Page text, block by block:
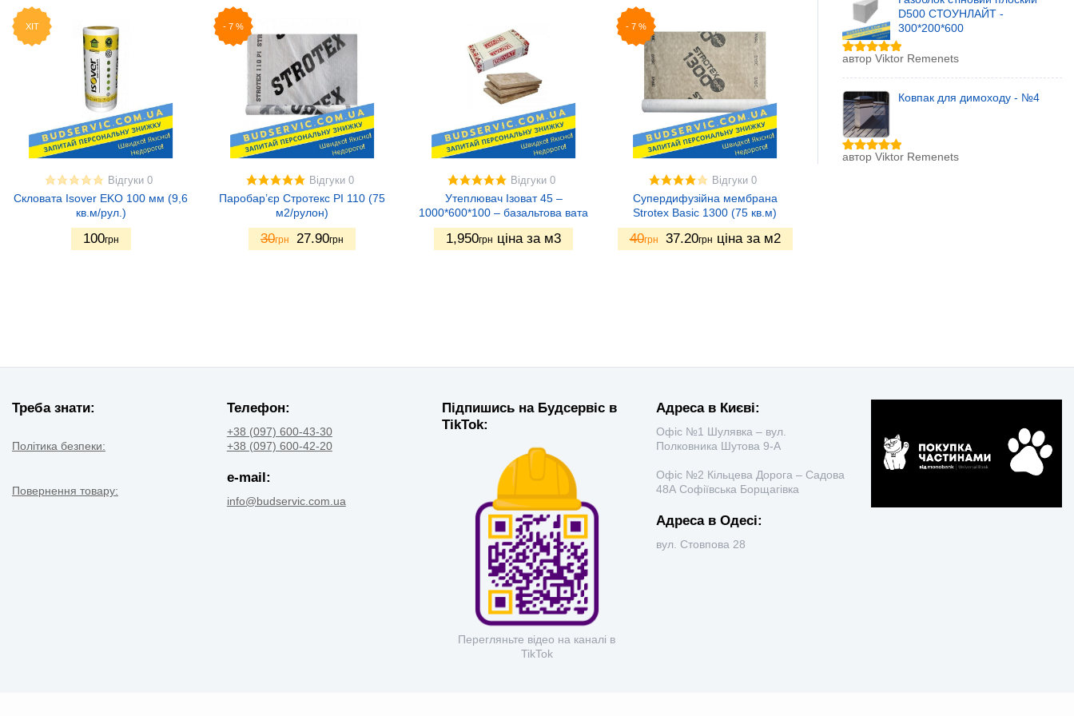
ХІТ
Відгуки 0
Скловата Isover EKO 100 мм (9,6
кв.м/рул.)
100грн
- 7 %
Відгуки 0
Паробар’єр Стротекс PI 110 (75
м2/рулон)
30грн 27.90грн
Відгуки 0
Утеплювач Ізоват 45 –
1000*600*100 – базальтова вата
1,950грн ціна за м3
- 7 %
Відгуки 0
Супердифузійна мембрана
Strotex Basic 1300 (75 кв.м)
40грн 37.20грн ціна за м2
D500 СТОУНЛАЙТ -
300*200*600
Оцінено в
автор Viktor Remenets
Ковпак для димоходу - №4
Оцінено в
автор Viktor Remenets
Треба знати:
Політика безпеки:
Повернення товару:
Телефон:
+38 (097) 600-43-30
+38 (097) 600-42-20
e-mail:
info@budservic.com.ua
Підпишись на Будсервіс в
TikTok:
Перегляньте відео на каналі в
TikTok
Адреса в Києві:
Офіс №1 Шулявка – вул.
Полковника Шутова 9-А
Офіс №2 Кільцева Дорога – Садова
48А Софіївська Борщагівка
Адреса в Одесі:
вул. Стовпова 28